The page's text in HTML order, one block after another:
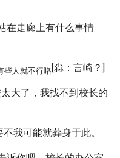
在走廊上有什么事情
些人就不行咯[尛：言崎？]
大了，我找不到校长的
我可能就葬身于此。